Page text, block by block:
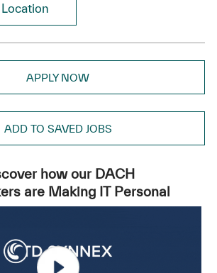
APPLY NOW
ADD TO SAVED JOBS
how our DACH
are Making IT Personal